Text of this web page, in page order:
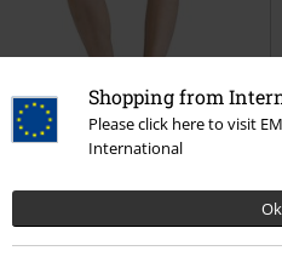
Shopping from
Please click here to visit
International
Ok
15,99 €